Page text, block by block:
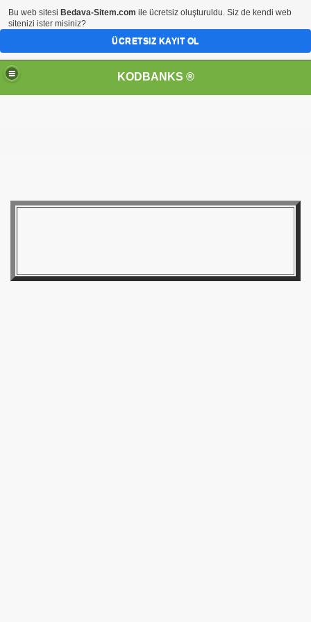
KODBANKS ®
Bu web sitesi Bedava-Sitem.com ile ücretsiz oluşturuldu. Siz de kendi web
sitenizi ister misiniz?
ÜCRETSIZ KAYIT OL